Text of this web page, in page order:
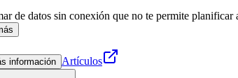
de datos sin conexión que no te permite
información Artículos